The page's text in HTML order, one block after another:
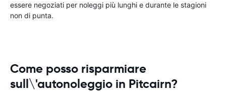
essere negoziati per noleggi più lunghi e durante le stagioni
non di punta.
Come posso risparmiare
sull\'autonoleggio in Pitcairn?